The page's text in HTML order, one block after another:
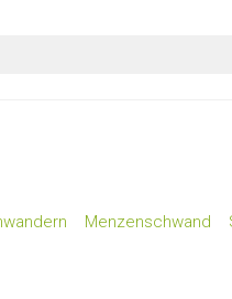
Menzenschwand